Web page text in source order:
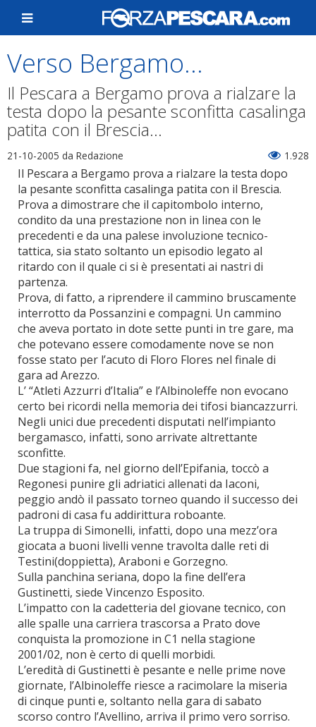
Verso Bergamo...
Il Pescara a Bergamo prova a rialzare la
testa dopo la pesante sconfitta casalinga
patita con il Brescia...
21-10-2005 da Redazione 1.928
Il Pescara a Bergamo prova a rialzare la testa dopo
la pesante sconfitta casalinga patita con il Brescia.
Prova a dimostrare che il capitombolo interno,
condito da una prestazione non in linea con le
precedenti e da una palese involuzione tecnico-
tattica, sia stato soltanto un episodio legato al
ritardo con il quale ci si è presentati ai nastri di
partenza.
Prova, di fatto, a riprendere il cammino bruscamente
interrotto da Possanzini e compagni. Un cammino
che aveva portato in dote sette punti in tre gare, ma
che potevano essere comodamente nove se non
fosse stato per l’acuto di Floro Flores nel finale di
gara ad Arezzo.
L’ “Atleti Azzurri d’Italia” e l’Albinoleffe non evocano
certo bei ricordi nella memoria dei tifosi biancazzurri.
Negli unici due precedenti disputati nell’impianto
bergamasco, infatti, sono arrivate altrettante
sconfitte.
Due stagioni fa, nel giorno dell’Epifania, toccò a
Regonesi punire gli adriatici allenati da Iaconi,
peggio andò il passato torneo quando il successo dei
padroni di casa fu addirittura roboante.
La truppa di Simonelli, infatti, dopo una mezz’ora
giocata a buoni livelli venne travolta dalle reti di
Testini(doppietta), Araboni e Gorzegno.
Sulla panchina seriana, dopo la fine dell’era
Gustinetti, siede Vincenzo Esposito.
L’impatto con la cadetteria del giovane tecnico, con
alle spalle una carriera trascorsa a Prato dove
conquista la promozione in C1 nella stagione
2001/02, non è certo di quelli morbidi.
L’eredità di Gustinetti è pesante e nelle prime nove
giornate, l’Albinoleffe riesce a racimolare la miseria
di cinque punti e, soltanto nella gara di sabato
scorso contro l’Avellino, arriva il primo vero sorriso.